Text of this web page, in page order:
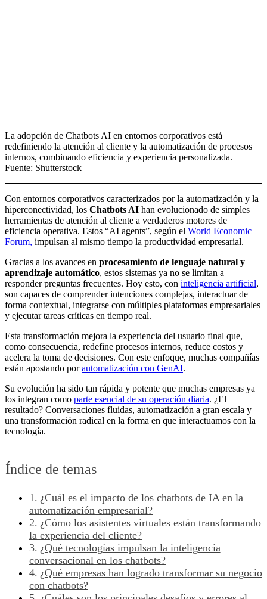
La adopción de Chatbots AI en entornos corporativos está
redefiniendo la atención al cliente y la automatización de procesos
internos, combinando eficiencia y experiencia personalizada.
Fuente: Shutterstock
Con entornos corporativos caracterizados por la automatización y la
hiperconectividad, los Chatbots AI han evolucionado de simples
herramientas de atención al cliente a verdaderos motores de
eficiencia operativa. Estos “AI agents”, según el World Economic
Forum, impulsan al mismo tiempo la productividad empresarial.
Gracias a los avances en procesamiento de lenguaje natural y
aprendizaje automático, estos sistemas ya no se limitan a
responder preguntas frecuentes. Hoy esto, con inteligencia artificial,
son capaces de comprender intenciones complejas, interactuar de
forma contextual, integrarse con múltiples plataformas empresariales
y ejecutar tareas críticas en tiempo real.
Esta transformación mejora la experiencia del usuario final que,
como consecuencia, redefine procesos internos, reduce costos y
acelera la toma de decisiones. Con este enfoque, muchas compañías
están apostando porautomatización con GenAI.
Su evolución ha sido tan rápida y potente que muchas empresas ya
los integran como parte esencial de su operación diaria. ¿El
resultado? Conversaciones fluidas, automatización a gran escala y
una transformación radical en la forma en que interactuamos con la
tecnología.
Índice de temas
¿Cuál es el impacto de los chatbots de IA en la
automatización empresarial?
¿Cómo los asistentes virtuales están transformando
la experiencia del cliente?
¿Qué tecnologías impulsan la inteligencia
conversacional en los chatbots?
¿Qué empresas han logrado transformar su negocio
con chatbots?